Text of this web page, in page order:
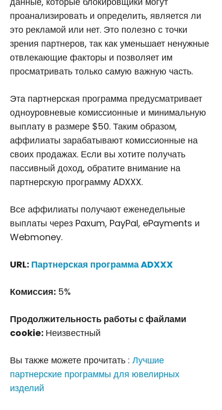
проанализировать и определить, является ли
это рекламой или нет. Это полезно с точки
зрения партнеров, так как уменьшает ненужные
отвлекающие факторы и позволяет им
просматривать только самую важную часть.
Эта партнерская программа предусматривает
одноуровневые комиссионные и минимальную
выплату в размере $50. Таким образом,
аффилиаты зарабатывают комиссионные на
своих продажах. Если вы хотите получать
пассивный доход, обратите внимание на
партнерскую программу ADXXX.
Все аффилиаты получают еженедельные
выплаты через Paxum, PayPal, ePayments и
Webmoney.
URL: Партнерская программа ADXXX
Комиссия: 5%
Продолжительность работы с файлами
cookie: Неизвестный
Вы также можете прочитать : Лучшие
партнерские программы для ювелирных
изделий